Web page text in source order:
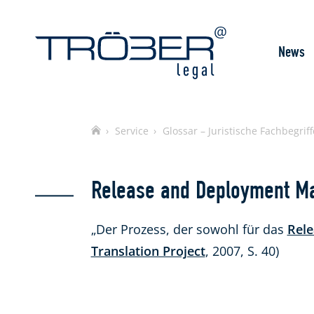
News
HomeService Glossar – Juristische
Release and Deployment
„Der Prozess, der sowohl für das
Translation Project, 2007, S. 40)